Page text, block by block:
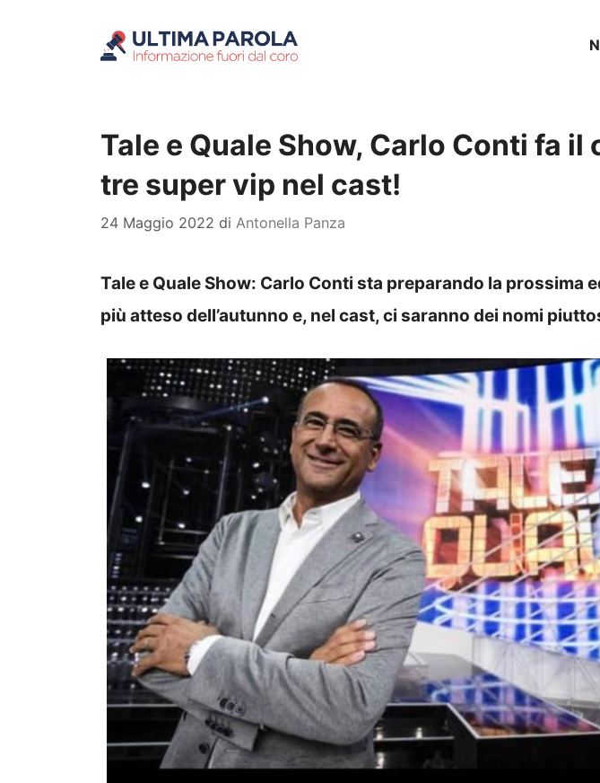
Tale e Quale Show, Carlo Conti fa il
tre super vip nel cast!
24 Maggio 2022 di Antonella Panza
Tale e Quale Show: Carlo Conti sta preparando la prossima
più atteso dell’autunno e, nel cast, ci saranno dei nomi